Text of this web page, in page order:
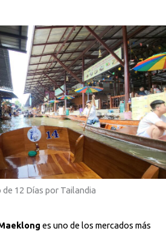
12 Días por Tailandia
es uno de los mercados más